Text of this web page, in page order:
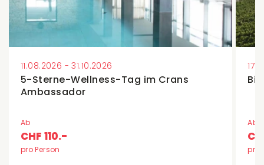
11.08.2026 - 31.10.2026
5-Sterne-Wellness-Tag im Crans
Ambassador
Ab
CHF 110.-
pro Person
Ab
pro